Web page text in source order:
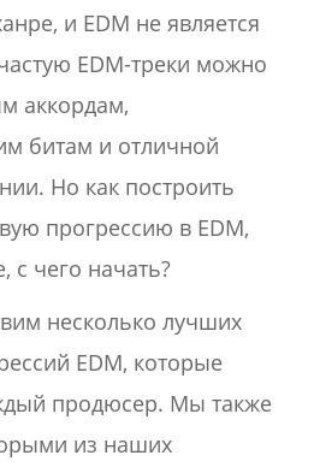
и EDM не является
EDM-треки можно
аккордам,
битам и отличной
Но как построить
прогрессию в EDM,
с чего начать?
несколько лучших
EDM, которые
продюсер. Мы также
из наших